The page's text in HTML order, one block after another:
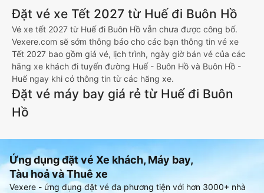
Đặt vé xe Tết 2027 từ Huế đi Buôn Hồ
Vé xe tết 2027 từ Huế đi Buôn Hồ vẫn chưa được công bố.
Vexere.com sẽ sớm thông báo cho các bạn thông tin vé xe
Tết 2027 bao gồm giá vé, lịch trình, ngày giờ bán vé của các
hãng xe khách đi tuyến đường Huế - Buôn Hồ và Buôn Hồ -
Huế ngay khi có thông tin từ các hãng xe.
Đặt vé máy bay giá rẻ từ Huế đi Buôn
Hồ
Ứng dụng đặt vé Xe khách, Máy bay,
Tàu hoả và Thuê xe
Vexere - ứng dụng đặt vé đa phương tiện với hơn 3000+ nhà